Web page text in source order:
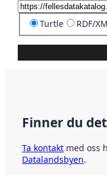
Turtle RDF/
Finner du
Ta kontakt med oss
Datalandsbyen.